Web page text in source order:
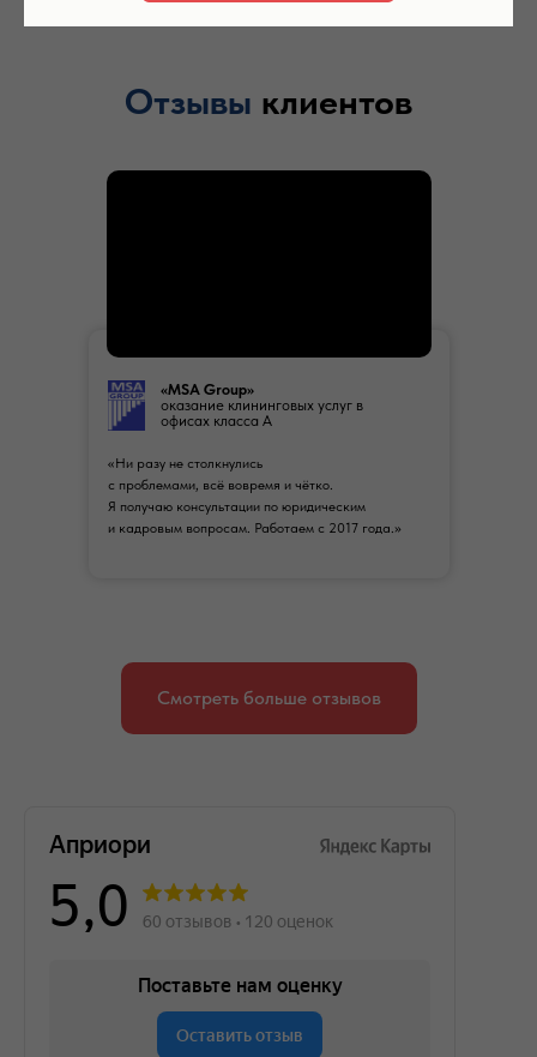
Отзывы клиентов
«MSA Group»
оказание клининговых услуг в
офисах класса А
«Ни разу не столкнулись
с проблемами, всё вовремя и чётко.
Я получаю консультации по юридическим
и кадровым вопросам. Работаем с 2017 года.»
Смотреть больше отзывов
«Seges electronics»
комплексные поставки электронных компонентов
ООО «Уборка мусора»
транспортировка, сортировка и переработка